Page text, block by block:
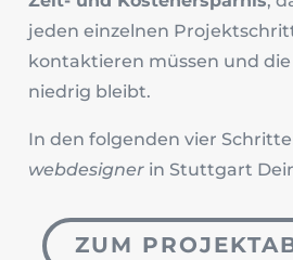
jeden einzelnen
kontaktieren müssen und
niedrig bleibt.
In den folgenden vier
webdesigner in Stuttgart
ZUM